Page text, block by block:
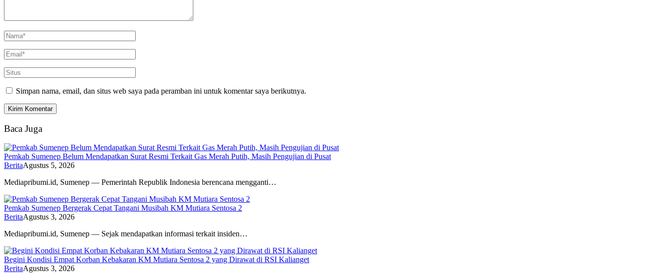
Simpan nama, email, dan situs web saya pada peramban ini untuk komentar saya berikutnya.
Baca Juga
Pemkab Sumenep Belum Mendapatkan Surat Resmi Terkait Gas Merah Putih, Masih Pengujian di Pusat
BeritaAgustus 5, 2026
Mediapribumi.id, Sumenep — Pemerintah Republik Indonesia berencana mengganti…
Pemkab Sumenep Bergerak Cepat Tangani Musibah KM Mutiara Sentosa 2
BeritaAgustus 3, 2026
Mediapribumi.id, Sumenep — Sejak mendapatkan informasi terkait insiden…
Begini Kondisi Empat Korban Kebakaran KM Mutiara Sentosa 2 yang Dirawat di RSI Kalianget
BeritaAgustus 3, 2026